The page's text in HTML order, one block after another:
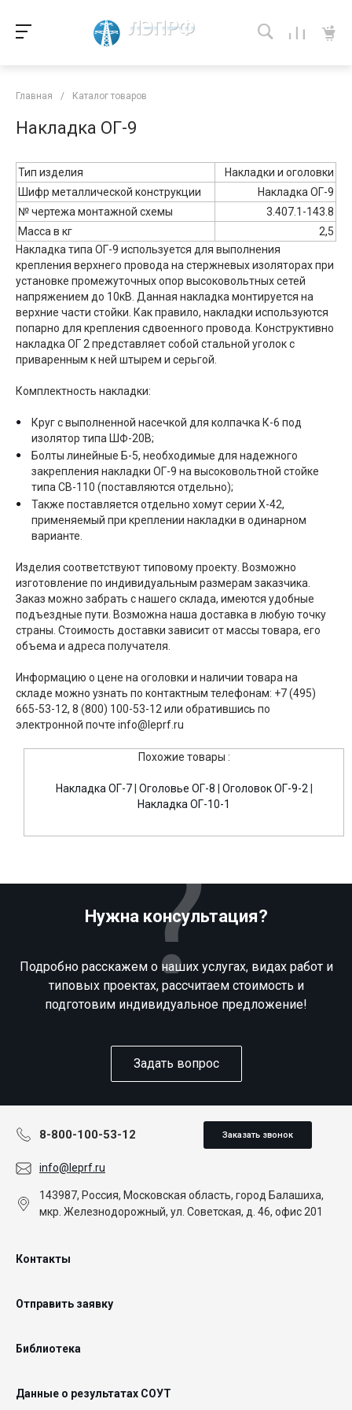
Главная / Каталог товаров
Накладка ОГ-9
Тип изделия
Накладки и оголовки
Шифр металлической конструкции
Накладка ОГ-9
№ чертежа монтажной схемы
3.407.1-143.8
Масса в кг
2,5
Накладка типа ОГ-9 используется для выполнения
крепления верхнего провода на стержневых изоляторах при
установке промежуточных опор высоковольтных сетей
напряжением до 10кВ. Данная накладка монтируется на
верхние части стойки. Как правило, накладки используются
попарно для крепления сдвоенного провода. Конструктивно
накладка ОГ 2 представляет собой стальной уголок с
приваренным к ней штырем и серьгой.
Комплектность накладки:
Круг с выполненной насечкой для колпачка К-6 под
изолятор типа ШФ-20В;
Болты линейные Б-5, необходимые для надежного
закрепления накладки ОГ-9 на высоковольтной стойке
типа СВ-110 (поставляются отдельно);
Также поставляется отдельно хомут серии Х-42,
применяемый при креплении накладки в одинарном
варианте.
Изделия соответствуют типовому проекту. Возможно
изготовление по индивидуальным размерам заказчика.
Заказ можно забрать с нашего склада, имеются удобные
подъездные пути. Возможна наша доставка в любую точку
страны. Стоимость доставки зависит от массы товара, его
объема и адреса получателя.
Информацию о цене на оголовки и наличии товара на
складе можно узнать по контактным телефонам: +7 (495)
665-53-12, 8 (800) 100-53-12 или обратившись по
электронной почте info@leprf.ru
Похожие товары :
Накладка ОГ-7| Оголовье ОГ-8 Оголовок ОГ-9-2
Накладка ОГ-10-1
Нужна консультация?
Подробно расскажем о наших услугах, видах работ и
типовых проектах, рассчитаем стоимость и
подготовим индивидуальное предложение!
Задать вопрос
8-800-100-53-12 Заказать звонок
info@leprf.ru
143987, Россия, Московская область, город Балашиха,
мкр. Железнодорожный, ул. Советская, д. 46, офис 201
Контакты
Отправить заявку
Библиотека
Данные о результатах СОУТ